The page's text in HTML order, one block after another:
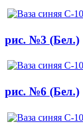
рис. №3 (Бел.)
рис. №6 (Бел.)